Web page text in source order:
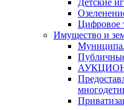
Детские
Цифровое
Имущество и